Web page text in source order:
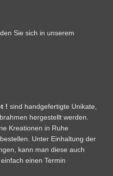
Sie sich in unserem
! sind handgefertigte Unikate,
hergestellt werden.
Kreationen in Ruhe
Unter Einhaltung der
kann man diese auch
einen Termin